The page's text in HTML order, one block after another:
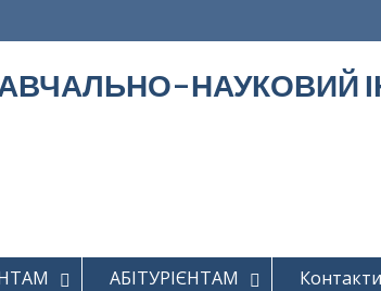
НАУКОВИЙ
АБІТУРІЄНТАМ Контакти